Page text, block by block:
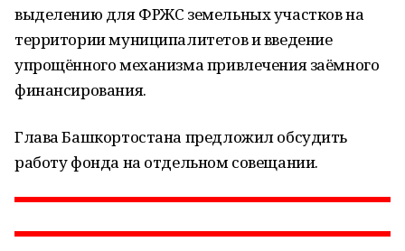
выделению для ФРЖС земельных участков на
территории муниципалитетов и введение
упрощённого механизма привлечения заёмного
финансирования.
Глава Башкортостана предложил обсудить
работу фонда на отдельном совещании.